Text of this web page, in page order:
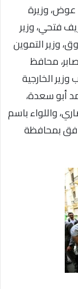
عوض، وزيرة
فتحي، وزير
وزير التموين
صابر، محافظ
الخارجية
أبو سعدة،
واللواء باسم
بمحافظة